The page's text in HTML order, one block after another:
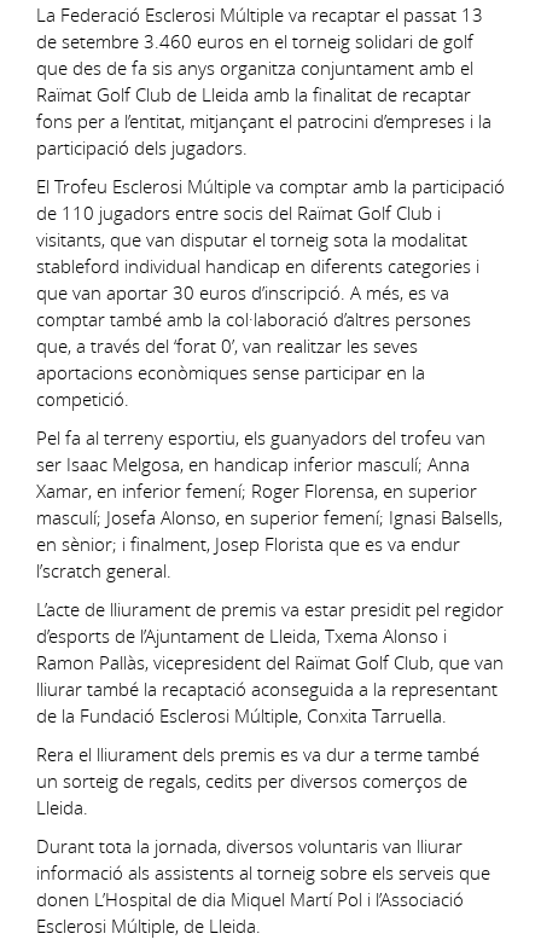
La Federació Esclerosi Múltiple va recaptar el passat 13
de setembre 3.460 euros en el torneig solidari de golf
que des de fa sis anys organitza conjuntament amb el
Raïmat Golf Club de Lleida amb la finalitat de recaptar
fons per a l’entitat, mitjançant el patrocini d’empreses i la
participació dels jugadors.
El Trofeu Esclerosi Múltiple va comptar amb la participació
de 110 jugadors entre socis del Raïmat Golf Club i
visitants, que van disputar el torneig sota la modalitat
stableford individual handicap en diferents categories i
que van aportar 30 euros d’inscripció. A més, es va
comptar també amb la col·laboració d’altres persones
que, a través del ‘forat 0’, van realitzar les seves
aportacions econòmiques sense participar en la
competició.
Pel fa al terreny esportiu, els guanyadors del trofeu van
ser Isaac Melgosa, en handicap inferior masculí; Anna
Xamar, en inferior femení; Roger Florensa, en superior
masculí; Josefa Alonso, en superior femení; Ignasi Balsells,
en sènior; i finalment, Josep Florista que es va endur
l’scratch general.
L’acte de lliurament de premis va estar presidit pel regidor
d’esports de l’Ajuntament de Lleida, Txema Alonso i
Ramon Pallàs, vicepresident del Raïmat Golf Club, que van
lliurar també la recaptació aconseguida a la representant
de la Fundació Esclerosi Múltiple, Conxita Tarruella.
Rera el lliurament dels premis es va dur a terme també
un sorteig de regals, cedits per diversos comerços de
Lleida.
Durant tota la jornada, diversos voluntaris van lliurar
informació als assistents al torneig sobre els serveis que
donen L’Hospital de dia Miquel Martí Pol i l’Associació
Esclerosi Múltiple, de Lleida.